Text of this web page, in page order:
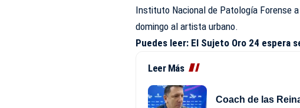
Instituto Nacional de Patología Forense
domingo al artista urbano.
Puedes leer: El Sujeto Oro 24 espera
Leer Más
Coach de las